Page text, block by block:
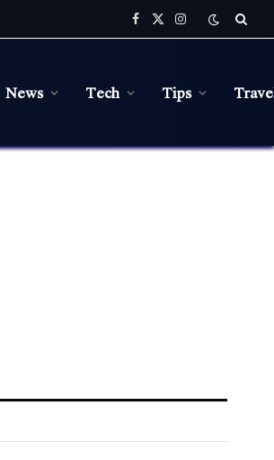
Facebook
X
(Twitter)
Instagram
News Tech Tips